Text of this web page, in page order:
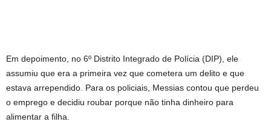
Em depoimento, no 6º Distrito Integrado de Polícia (DIP), ele
assumiu que era a primeira vez que cometera um delito e que
estava arrependido. Para os policiais, Messias contou que perdeu
o emprego e decidiu roubar porque não tinha dinheiro para
alimentar a filha.